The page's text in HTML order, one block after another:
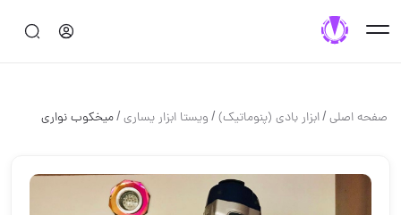
صفحه اصلی/ابزار بادي (پنوماتيك)/ويستا ابزار يسارى/ميخكوب نوارى